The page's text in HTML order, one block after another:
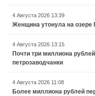
4 Августа 2026 13:39
Женщина утонула на озере
4 Августа 2026 13:15
Почти три миллиона
петрозаводчанки
4 Августа 2026 11:08
Более миллиона рублей